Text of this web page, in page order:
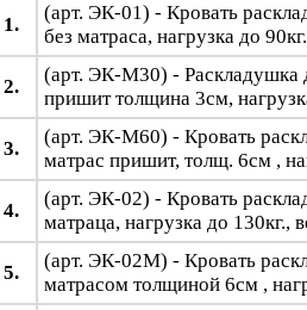
1.
(арт. ЭК-01) - Кровать
без матраса, нагрузка до
2.
(арт. ЭК-М30) - Раскладушка
пришит толщина 3см,
3.
(арт. ЭК-М60) - Кровать
матрас пришит, толщ. 6см ,
4.
(арт. ЭК-02) - Кровать
матраца, нагрузка до 130кг.,
5.
(арт. ЭК-02М) - Кровать
матрасом толщиной 6см ,